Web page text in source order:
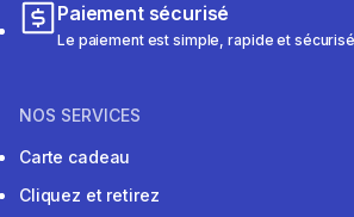
Paiement sécurisé
Le paiement est simple, rapide et
NOS SERVICES
Carte cadeau
Cliquez et retirez